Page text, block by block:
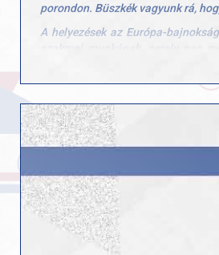
porondon. Büszkék vagyunk rá,
A helyezések az Európa-
Köszönjük minden